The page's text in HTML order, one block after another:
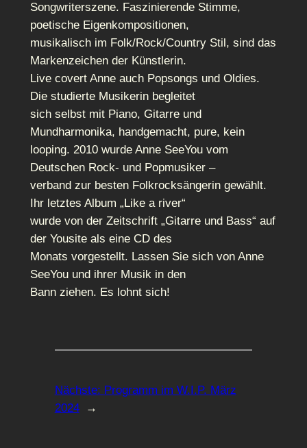
Songwriterszene. Faszinierende Stimme,
poetische Eigenkompositionen,
musikalisch im Folk/Rock/Country Stil, sind das
Markenzeichen der Künstlerin.
Live covert Anne auch Popsongs und Oldies.
Die studierte Musikerin begleitet
sich selbst mit Piano, Gitarre und
Mundharmonika, handgemacht, pure, kein
looping. 2010 wurde Anne SeeYou vom
Deutschen Rock- und Popmusiker –
verband zur besten Folkrocksängerin gewählt.
Ihr letztes Album „Like a river“
wurde von der Zeitschrift „Gitarre und Bass“ auf
der Yousite als eine CD des
Monats vorgestellt. Lassen Sie sich von Anne
SeeYou und ihrer Musik in den
Bann ziehen. Es lohnt sich!
Nächste: Programm im W.I.P. März
2024
→